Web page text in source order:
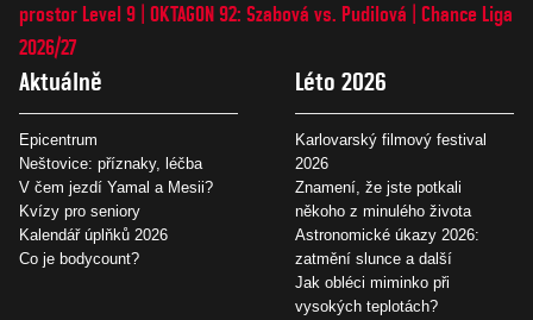
prostor Level 9 OKTAGON 92: Szabová vs. Pudilová
Chance Liga
2026/27
Aktuálně
Epicentrum
Neštovice: příznaky, léčba
V čem jezdí Yamal a Mesii?
Kvízy pro seniory
Kalendář úplňků 2026
Co je bodycount?
Léto 2026
Karlovarský filmový festival
2026
Znamení, že jste potkali
někoho z minulého života
Astronomické úkazy 2026:
zatmění slunce a další
Jak obléci miminko při
vysokých teplotách?